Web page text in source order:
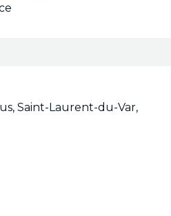
Saint-Laurent-du-Var,